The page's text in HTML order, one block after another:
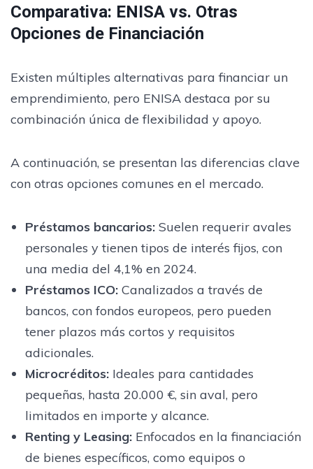
Comparativa: ENISA vs. Otras
Opciones de Financiación
Existen múltiples alternativas para financiar un
emprendimiento, pero ENISA destaca por su
combinación única de flexibilidad y apoyo.
A continuación, se presentan las diferencias clave
con otras opciones comunes en el mercado.
Préstamos bancarios:Suelen requerir avales
personales y tienen tipos de interés fijos, con
una media del 4,1% en 2024.
Préstamos ICO:Canalizados a través de
bancos, con fondos europeos, pero pueden
tener plazos más cortos y requisitos
adicionales.
Microcréditos:Ideales para cantidades
pequeñas, hasta 20.000 €, sin aval, pero
limitados en importe y alcance.
Renting y Leasing:Enfocados en la financiación
de bienes específicos, como equipos o